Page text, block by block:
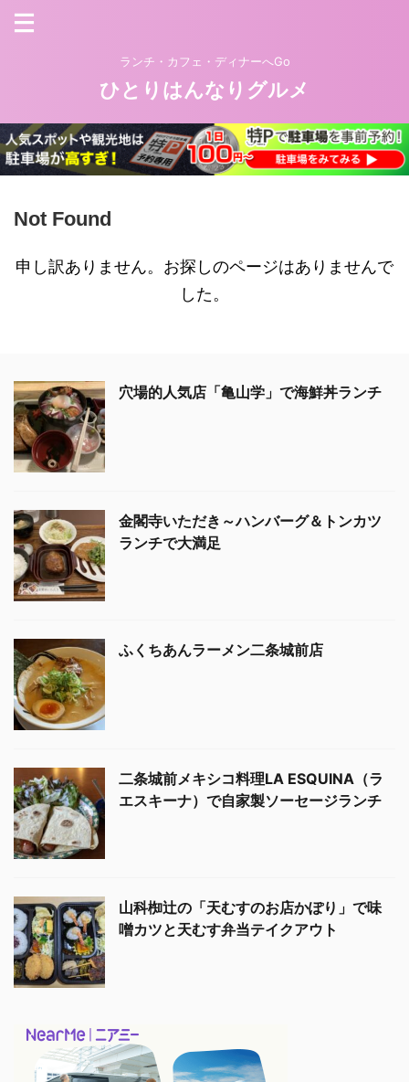
ランチ・カフェ・ディナーへGo
ひとりはんなりグルメ
Not Found
申し訳ありません。お探しのページはありませんで
した。
穴場的人気店「亀山学」で海鮮丼ランチ
金閣寺いただき～ハンバーグ＆トンカツ
ランチで大満足
ふくちあんラーメン二条城前店
二条城前メキシコ料理LA ESQUINA（ラ
エスキーナ）で自家製ソーセージランチ
山科椥辻の「天むすのお店かぽり」で味
噌カツと天むす弁当テイクアウト